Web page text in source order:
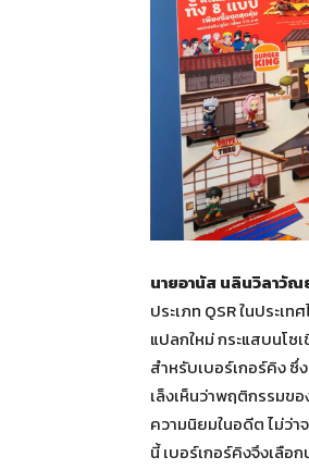
นายอานัส นลินวิลาวัณ
ประเภท QSR ในประ
แปลกใหม่ กระแสบนโ
สำหรับเบอร์เกอร์คิง ซึ่
เล็งเห็นว่าพฤติกรรมข
ความนิยมในอดีต ไม่ว่
นี้ เบอร์เกอร์คิงจึงเลื